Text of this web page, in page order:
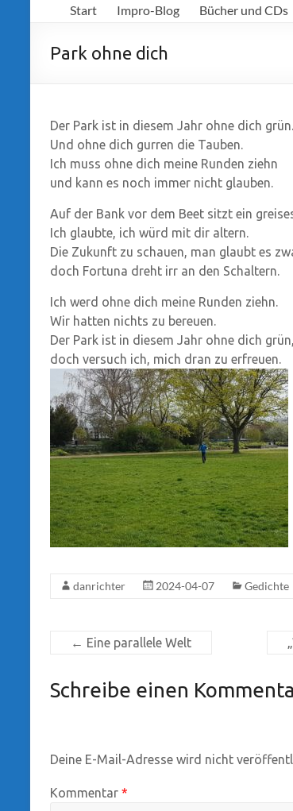
Richter
Start Impro-Blog Bücher und CDs
Park ohne dich
Der Park ist in diesem Jahr ohne dich grün.
Und ohne dich gurren die Tauben.
Ich muss ohne dich meine Runden ziehn
und kann es noch immer nicht glauben.
Auf der Bank vor dem Beet sitzt ein
Ich glaubte, ich würd mit dir altern.
Die Zukunft zu schauen, man glaubt es
doch Fortuna dreht irr an den Schaltern.
Ich werd ohne dich meine Runden ziehn.
Wir hatten nichts zu bereuen.
Der Park ist in diesem Jahr ohne dich grün,
doch versuch ich, mich dran zu erfreuen.
danrichter 2024-04-07 Gedichte
← Eine parallele Welt
Schreibe einen
Deine E-Mail-Adresse wird nicht
Kommentar *